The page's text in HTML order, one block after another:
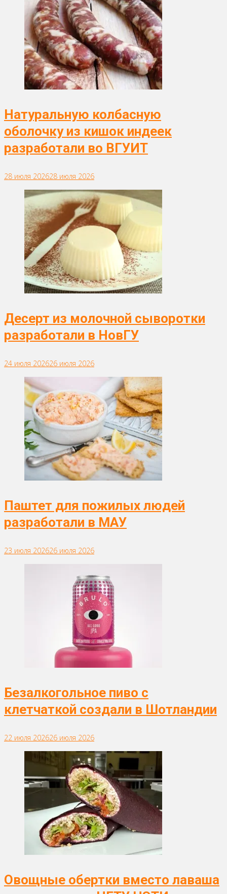
Натуральную колбасную
оболочку из кишок индеек
разработали во ВГУИТ
28 июля 202628 июля 2026
Десерт из молочной сыворотки
разработали в НовГУ
24 июля 202626 июля 2026
Паштет для пожилых людей
разработали в МАУ
23 июля 202626 июля 2026
Безалкогольное пиво с
клетчаткой создали в Шотландии
22 июля 202626 июля 2026
Овощные обертки вместо лаваша